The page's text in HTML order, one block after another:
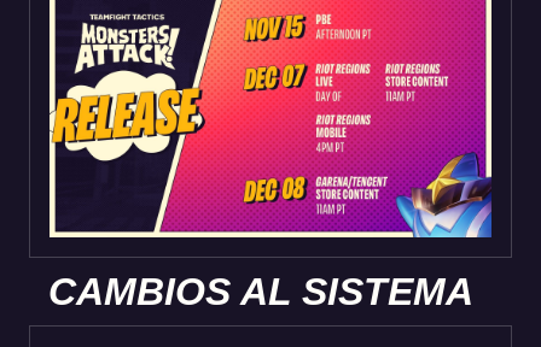
CAMBIOS AL SISTEMA